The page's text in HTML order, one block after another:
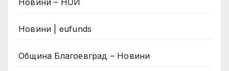
Новини | eufunds
Община Благоевград – Новини